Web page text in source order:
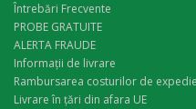
Întrebări Frecvente
PROBE GRATUITE
ALERTA FRAUDE
Informații de livrare
Rambursarea costurilor de
Livrare în țări din afara UE